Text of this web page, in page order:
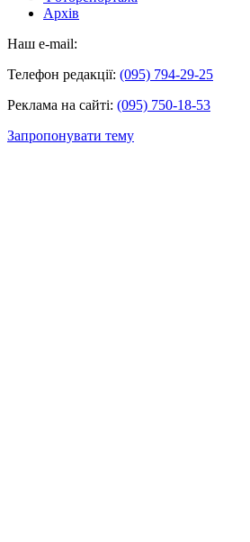
Архів
Наш e-mail:
Телефон редакції: (095) 794-29-25
Реклама на сайті: (095) 750-18-53
Запропонувати тему